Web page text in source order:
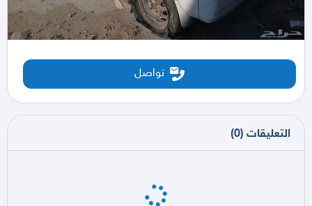
تواصل
التعليقات (
0
)